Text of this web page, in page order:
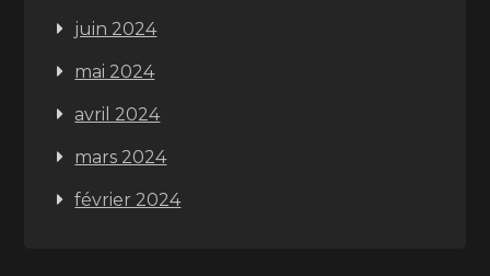
juin 2024
mai 2024
avril 2024
mars 2024
février 2024